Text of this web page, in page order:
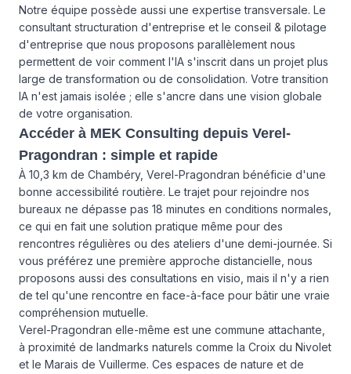
Notre équipe possède aussi une expertise transversale. Le
consultant structuration d'entreprise et le conseil & pilotage
d'entreprise que nous proposons parallèlement nous
permettent de voir comment l'IA s'inscrit dans un projet plus
large de transformation ou de consolidation. Votre transition
IA n'est jamais isolée ; elle s'ancre dans une vision globale
de votre organisation.
Accéder à MEK Consulting depuis Verel-
Pragondran : simple et rapide
À 10,3 km de Chambéry, Verel-Pragondran bénéficie d'une
bonne accessibilité routière. Le trajet pour rejoindre nos
bureaux ne dépasse pas 18 minutes en conditions normales,
ce qui en fait une solution pratique même pour des
rencontres régulières ou des ateliers d'une demi-journée. Si
vous préférez une première approche distancielle, nous
proposons aussi des consultations en visio, mais il n'y a rien
de tel qu'une rencontre en face-à-face pour bâtir une vraie
compréhension mutuelle.
Verel-Pragondran elle-même est une commune attachante,
à proximité de landmarks naturels comme la Croix du Nivolet
et le Marais de Vuillerme. Ces espaces de nature et de